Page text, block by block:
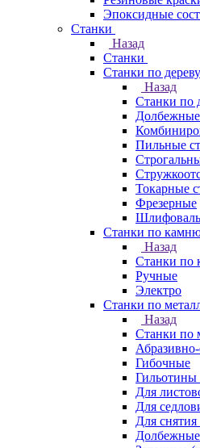
Эпоксидные
Станки
Назад
Станки
Станки по дереву
Назад
Станки по
Долбежные
Пильные
Токарные
Фрезерные
Станки по
Назад
Станки по
Ручные
Электро
Станки по
Назад
Станки по
Гибочные
Для
Для
Для снятия